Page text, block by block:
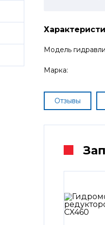
Модель
Марка:
Отзывы